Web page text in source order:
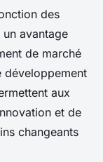
des
avantage
de marché
développement
aux
et de
changeants